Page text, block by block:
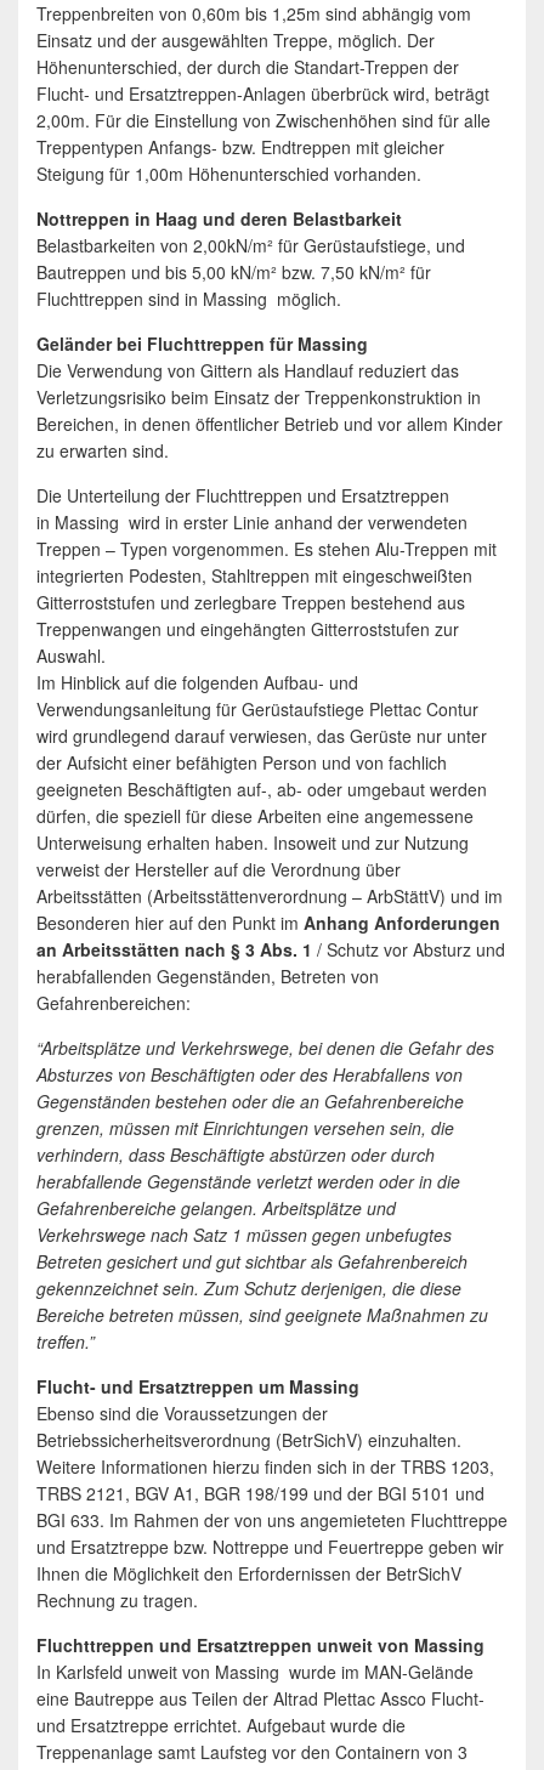
Treppenbreiten von 0,60m bis 1,25m sind abhängig vom
Einsatz und der ausgewählten Treppe, möglich. Der
Höhenunterschied, der durch die Standart-Treppen der
Flucht- und Ersatztreppen-Anlagen überbrück wird, beträgt
2,00m. Für die Einstellung von Zwischenhöhen sind für alle
Treppentypen Anfangs- bzw. Endtreppen mit gleicher
Steigung für 1,00m Höhenunterschied vorhanden.
Nottreppen in Haag und deren Belastbarkeit
Belastbarkeiten von 2,00kN/m² für Gerüstaufstiege, und
Bautreppen und bis 5,00 kN/m² bzw. 7,50 kN/m² für
Fluchttreppen sind in Massing möglich.
Geländer bei Fluchttreppen für Massing
Die Verwendung von Gittern als Handlauf reduziert das
Verletzungsrisiko beim Einsatz der Treppenkonstruktion in
Bereichen, in denen öffentlicher Betrieb und vor allem Kinder
zu erwarten sind.
Die Unterteilung der Fluchttreppen und Ersatztreppen
in Massing wird in erster Linie anhand der verwendeten
Treppen – Typen vorgenommen. Es stehen Alu-Treppen mit
integrierten Podesten, Stahltreppen mit eingeschweißten
Gitterroststufen und zerlegbare Treppen bestehend aus
Treppenwangen und eingehängten Gitterroststufen zur
Auswahl.
Im Hinblick auf die folgenden Aufbau- und
Verwendungsanleitung für Gerüstaufstiege Plettac Contur
wird grundlegend darauf verwiesen, das Gerüste nur unter
der Aufsicht einer befähigten Person und von fachlich
geeigneten Beschäftigten auf-, ab- oder umgebaut werden
dürfen, die speziell für diese Arbeiten eine angemessene
Unterweisung erhalten haben. Insoweit und zur Nutzung
verweist der Hersteller auf die Verordnung über
Arbeitsstätten (Arbeitsstättenverordnung – ArbStättV) und im
Besonderen hier auf den Punkt im Anhang Anforderungen
an Arbeitsstätten nach § 3 Abs. 1 / Schutz vor Absturz und
herabfallenden Gegenständen, Betreten von
Gefahrenbereichen:
“Arbeitsplätze und Verkehrswege, bei denen die Gefahr des
Absturzes von Beschäftigten oder des Herabfallens von
Gegenständen bestehen oder die an Gefahrenbereiche
grenzen, müssen mit Einrichtungen versehen sein, die
verhindern, dass Beschäftigte abstürzen oder durch
herabfallende Gegenstände verletzt werden oder in die
Gefahrenbereiche gelangen. Arbeitsplätze und
Verkehrswege nach Satz 1 müssen gegen unbefugtes
Betreten gesichert und gut sichtbar als Gefahrenbereich
gekennzeichnet sein. Zum Schutz derjenigen, die diese
Bereiche betreten müssen, sind geeignete Maßnahmen zu
treffen.”
Flucht- und Ersatztreppen um Massing
Ebenso sind die Voraussetzungen der
Betriebssicherheitsverordnung (BetrSichV) einzuhalten.
Weitere Informationen hierzu finden sich in der TRBS 1203,
TRBS 2121, BGV A1, BGR 198/199 und der BGI 5101 und
BGI 633. Im Rahmen der von uns angemieteten Fluchttreppe
und Ersatztreppe bzw. Nottreppe und Feuertreppe geben wir
Ihnen die Möglichkeit den Erfordernissen der BetrSichV
Rechnung zu tragen.
Fluchttreppen und Ersatztreppen unweit von Massing
In Karlsfeld unweit von Massing wurde im MAN-Gelände
eine Bautreppe aus Teilen der Altrad Plettac Assco Flucht-
und Ersatztreppe errichtet. Aufgebaut wurde die
Treppenanlage samt Laufsteg vor den Containern von 3